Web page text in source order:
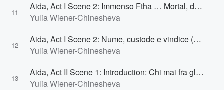
11
Aida, Act I Scene 2: Immenso Ftha … Mortal, diletto ai numi (Sacerdotesse, Ramfis, Sacerdoti)
Yulia Wiener-Chinesheva
12
Aida, Act I Scene 2: Nume, custode e vindice (Ramfis, Radames, Sacerdoti, Sacerdotesse, Sacerdotessa)
Yulia Wiener-Chinesheva
13
Aida, Act II Scene 1: Introduction: Chi mai fra gl'inni e i plausi (Schiave, Amneris)
Yulia Wiener-Chinesheva